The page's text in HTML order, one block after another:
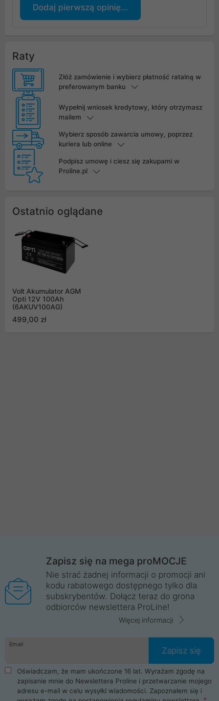
Dodaj pierwszą opinię...
Raty
Złóż zamówienie i wybierz płatność ratalną w
preferowanym banku
Wypełnij wniosek kredytowy, który otrzymasz
mailem
Wybierz sposób zawarcia umowy, poprzez
kuriera lub online
Podpisz umowę i ciesz się zakupami w
Proline.pl
Ostatnio oglądane
Volt Akumulator AGM
Opti 12V 100Ah
(6AKUV100AG)
499,00 zł
Zapisz się na mega proMOCJE
Nie strać żadnej informacji o promocji ani
kodu rabatowego dostępnego tylko dla
subskrybentów. Dołącz teraz do grona
odbiorców newslettera ProLine!
Więcej informacji
Email
Zapisz się
Oświadczam, że mam ukończone 16 lat. Wyrażam zgodę na
zapisanie mnie do Newslettera Proline i przetwarzanie mojego
adresu e-mail w celu wysyłki wiadomości. Zapoznałem się i